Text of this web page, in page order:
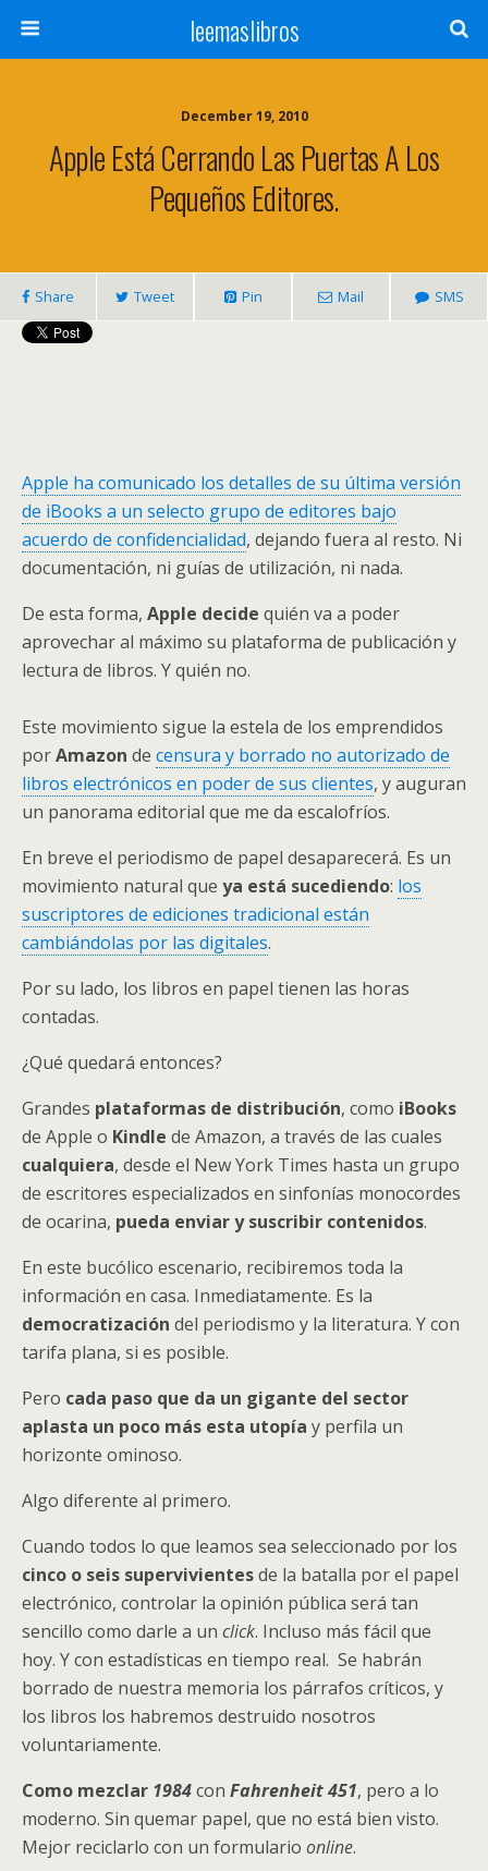
leemaslibros
December 19, 2010
Apple Está Cerrando Las Puertas A Los
Pequeños Editores.
Share Tweet Pin Mail SMS
Apple ha comunicado los detalles de su última versión
de iBooks a un selecto grupo de editores bajo
acuerdo de confidencialidad, dejando fuera al resto. Ni
documentación, ni guías de utilización, ni nada.
De esta forma, Apple decide quién va a poder
aprovechar al máximo su plataforma de publicación y
lectura de libros. Y quién no.
Este movimiento sigue la estela de los emprendidos
porAmazon de censura y borrado no autorizado de
libros electrónicos en poder de sus clientes, y auguran
un panorama editorial que me da escalofríos.
En breve el periodismo de papel desaparecerá. Es un
movimiento natural que ya está sucediendo: los
suscriptores de ediciones tradicional están
cambiándolas por las digitales.
Por su lado, los libros en papel tienen las horas
contadas.
¿Qué quedará entonces?
Grandes plataformas de distribución, como iBooks
de Apple o Kindle de Amazon, a través de las cuales
cualquiera, desde el New York Times hasta un grupo
de escritores especializados en sinfonías monocordes
de ocarina, pueda enviar ysuscribir contenidos.
En este bucólico escenario, recibiremos toda la
información en casa. Inmediatamente. Es la
democratización del periodismo y la literatura. Y con
tarifa plana, si es posible.
Pero cada paso que da un gigante del sector
aplasta un poco más esta utopía y perfila un
horizonte ominoso.
Algo diferente al primero.
Cuando todos lo que leamos sea seleccionado por los
cinco o seis supervivientesde la batalla por el papel
electrónico, controlar la opinión pública será tan
sencillo como darle a un click. Incluso más fácil que
hoy. Y con estadísticas en tiempo real. Se habrán
borrado de nuestra memoria los párrafos críticos, y
los libros los habremos destruido nosotros
voluntariamente.
Como mezclar 1984con Fahrenheit 451, pero a lo
moderno. Sin quemar papel, que no está bien visto.
Mejor reciclarlo con un formulario online.